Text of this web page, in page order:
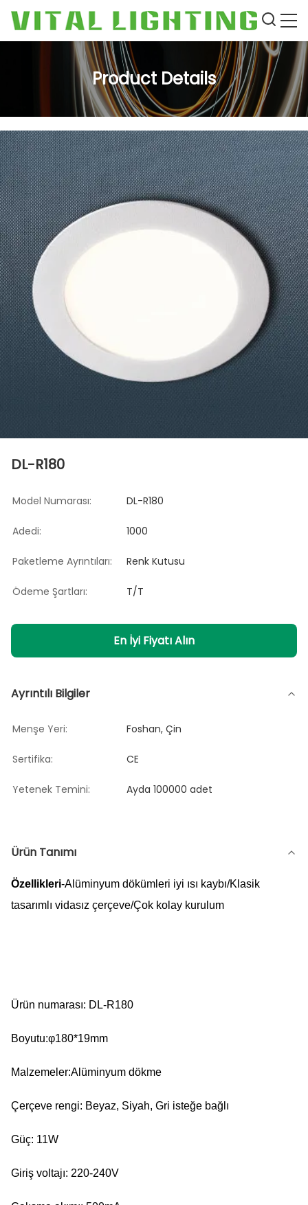
Product Details
DL-R180
Model Numarası: DL-R180
Adedi: 1000
Paketleme Ayrıntıları: Renk Kutusu
Ödeme Şartları: T/T
En İyi Fiyatı Alın
Ayrıntılı Bilgiler
Menşe Yeri: Foshan, Çin
Sertifika: CE
Yetenek Temini: Ayda 100000 adet
Ürün Tanımı
Özellikleri-Alüminyum dökümleri iyi ısı kaybı/Klasik
tasarımlı vidasız çerçeve/Çok kolay kurulum
Ürün numarası: DL-R180
Boyutu:φ180*19mm
Malzemeler:Alüminyum dökme
Çerçeve rengi: Beyaz, Siyah, Gri isteğe bağlı
Güç: 11W
Giriş voltajı: 220-240V